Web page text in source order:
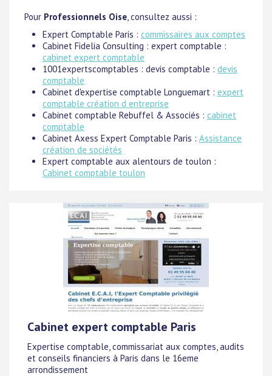
Pour Professionnels Oise, consultez aussi :
Expert Comptable Paris : commissaires aux comptes
Cabinet Fidelia Consulting : expert comptable :
cabinet expert comptable
1001expertscomptables : devis comptable : devis
comptable
Cabinet d'expertise comptable Longuemart : expert
comptable création d entreprise
Cabinet comptable Rebuffel & Associés : cabinet
comptable
Cabinet Axess Expert Comptable Paris : Assistance
création de sociétés
Expert comptable aux alentours de toulon :
Cabinet comptable toulon
Cabinet expert comptable Paris
Expertise comptable, commissariat aux comptes, audits
et conseils financiers à Paris dans le 16eme
arrondissement